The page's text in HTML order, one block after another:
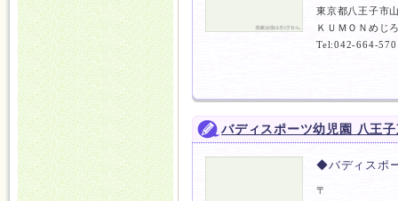
東京都八王子市
ＫＵＭＯＮめじ
Tel:042-664-
バディスポーツ幼児園 八王
◆バディスポ
〒